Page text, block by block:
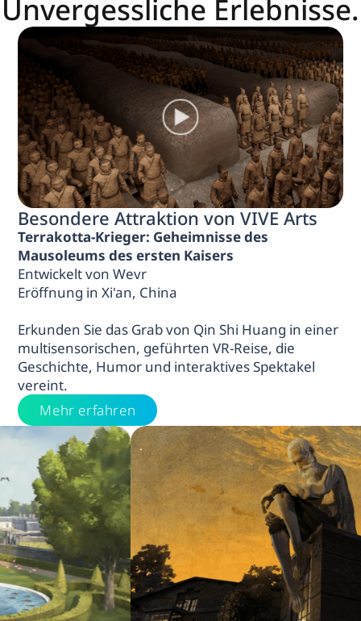
Unvergessliche Erlebnisse.
Besondere Attraktion von VIVE Arts
Terrakotta-Krieger: Geheimnisse des
Mausoleums des ersten Kaisers
Entwickelt von Wevr
Eröffnung in Xi'an, China
Erkunden Sie das Grab von Qin Shi Huang in einer
multisensorischen, geführten VR-Reise, die
Geschichte, Humor und interaktives Spektakel
vereint.
Mehr erfahren